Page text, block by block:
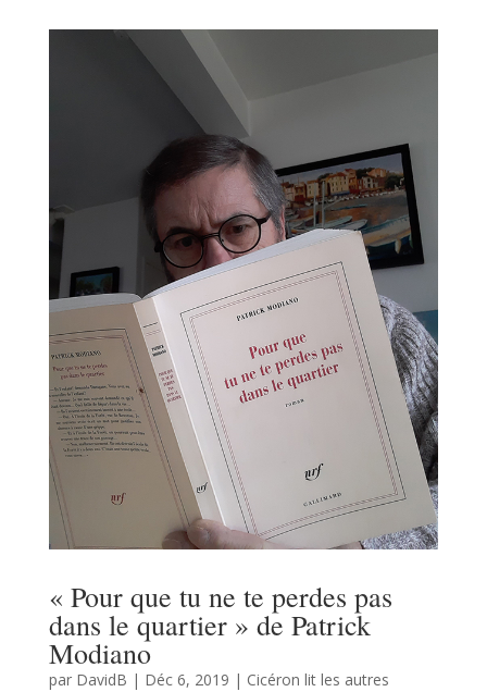
« Pour que tu ne te perdes pas
dans le quartier » de Patrick
Modiano
par DavidB | Déc 6, 2019 | Cicéron lit les autres